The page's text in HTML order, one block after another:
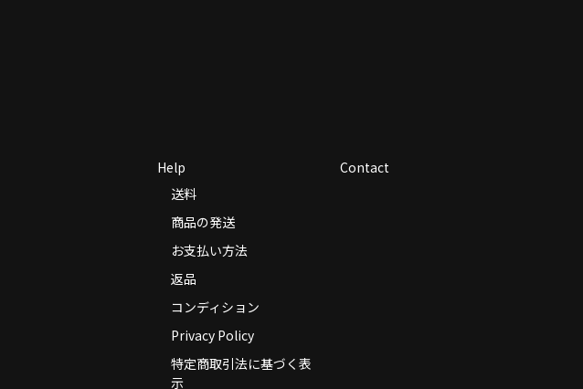
Help
送料
商品の発送
お支払い方法
返品
コンディション
Privacy Policy
特定商取引法に基づく表
示
Contact